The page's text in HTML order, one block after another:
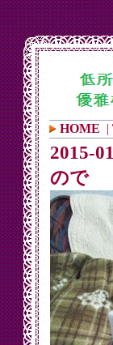
HOME |
2015-
ので